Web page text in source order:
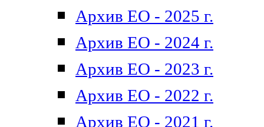
Архив ЕО - 2025 г.
Архив ЕО - 2024 г.
Архив ЕО - 2023 г.
Архив ЕО - 2022 г.
Архив ЕО - 2021 г.